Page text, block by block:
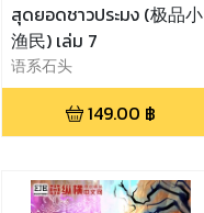
สุดยอดชาวประมง (极品小
渔民) เล่ม 7
语系石头
149.00 ฿